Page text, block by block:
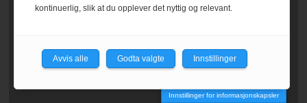
Innstillinger for informasjonskapsler
kontinuerlig, slik at du opplever det nyttig og relevant.
Avvis alle Godta valgte Innstillinger